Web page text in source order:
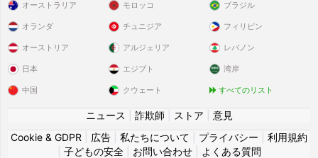
オーストラリア
オランダ
オーストリア
日本
中国
モロッコ
チュニジア
アルジェリア
エジプト
クウェート
ブラジル
フィリピン
レバノン
湾岸
すべてのリスト
ニュース 詐欺師 ストア
意見
Cookie & GDPR
広告 私たちについて プライバシー
利用規約
子どもの安全| お問い合わせ| よくある質問